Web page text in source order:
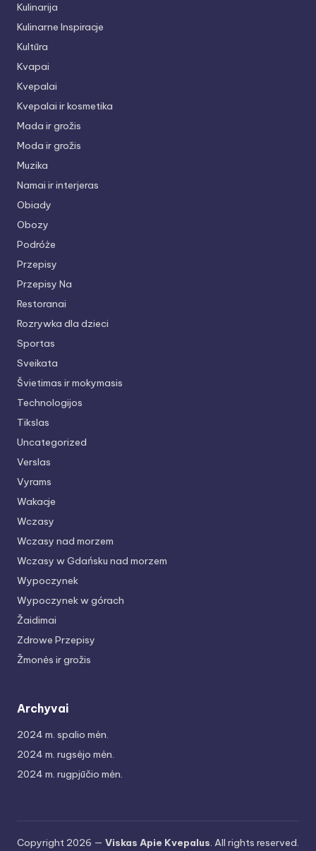
Kulinarija
Kulinarne Inspiracje
Kultūra
Kvapai
Kvepalai
Kvepalai ir kosmetika
Mada ir grožis
Moda ir grožis
Muzika
Namai ir interjeras
Obiady
Obozy
Podróże
Przepisy
Przepisy Na
Restoranai
Rozrywka dla dzieci
Sportas
Sveikata
Švietimas ir mokymasis
Technologijos
Tikslas
Uncategorized
Verslas
Vyrams
Wakacje
Wczasy
Wczasy nad morzem
Wczasy w Gdańsku nad morzem
Wypoczynek
Wypoczynek w górach
Žaidimai
Zdrowe Przepisy
Žmonės ir grožis
Archyvai
2024 m. spalio mėn.
2024 m. rugsėjo mėn.
2024 m. rugpjūčio mėn.
Copyright 2026 — Viskas Apie Kvepalus. All rights reserved.